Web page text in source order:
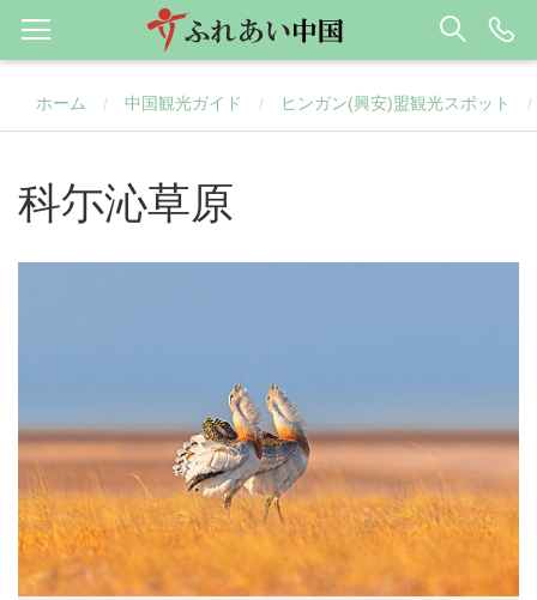
ホーム / 中国観光ガイド / ヒンガン(興安)盟観光スポット /
科尓沁草原